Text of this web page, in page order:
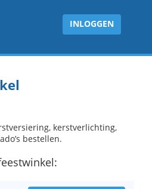
INLOGGEN
kerstverlichting,
bestellen.